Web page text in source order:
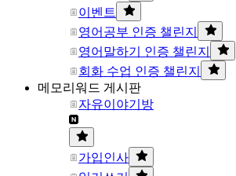
이벤트
영어공부 인증 챌린지
영어말하기 인증 챌린지
회화 수업 인증 챌린지
메모리워드 게시판
자유이야기방
가입인사